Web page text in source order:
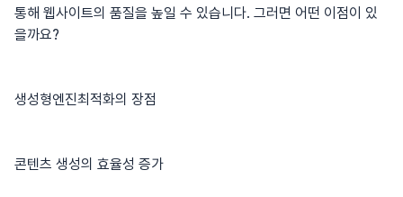
통해 웹사이트의 품질을 높일 수 있습니다. 그러면 어떤 이점이 있
을까요?
생성형엔진최적화의 장점
콘텐츠 생성의 효율성 증가